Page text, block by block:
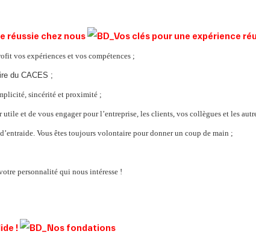
réussie chez nous
vos expériences et vos compétences ;
du CACES ;
sincérité et proximité ;
utile et de vous engager pour l’entreprise, les clients, vos collègues et les
Vous êtes toujours volontaire pour donner un coup de main ;
personnalité qui nous intéresse !
!